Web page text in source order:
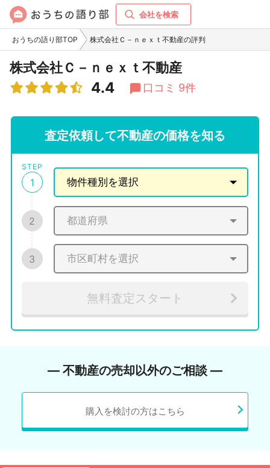
会社を検索
おうちの語り部TOP 株式会社Ｃ－ｎｅｘｔ不動産の評判
株式会社Ｃ－ｎｅｘｔ不動産
4.4 口コミ 9件
査定依頼して不動産の価格を知る
STEP
1
2
3
無料査定スタート
― 不動産の売却以外のご相談 ―
購入を検討の方はこちら